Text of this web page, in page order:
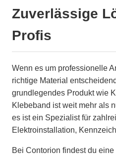
Zuverlässige
Profis
Wenn es um professionelle
richtige Material
grundlegendes Produkt wie
Klebeband ist weit mehr als
es ist ein Spezialist für
Elektroinstallation,
Bei Contorion findest du